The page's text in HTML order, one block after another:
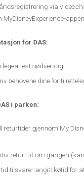
via
MyDisneyExperience-appen
for DAS:
legeattest nødvendig.
behovene dine for
i parken:
returtider gjennom My
retur-tid om gangen
tilsvarer angitt køtid for